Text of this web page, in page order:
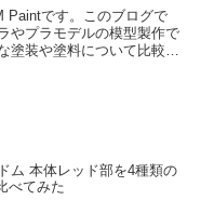
Paintです。このブログで
やプラモデルの模型製作で
塗装や塗料について比較検
ム 本体レッド部を4種類の
べてみた